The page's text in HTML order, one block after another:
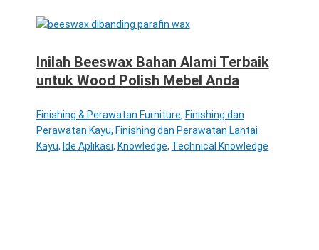
Inilah Beeswax Bahan Alami Terbaik
untuk Wood Polish Mebel Anda
Finishing & Perawatan Furniture, Finishing dan
Perawatan Kayu, Finishing dan Perawatan Lantai
Kayu, Ide Aplikasi, Knowledge, Technical Knowledge